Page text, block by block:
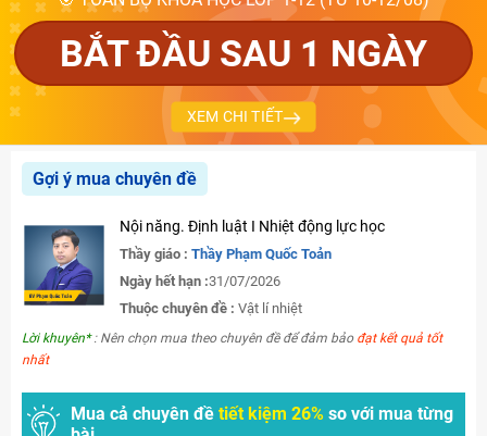
BẮT ĐẦU SAU 1 NGÀY
XEM CHI TIẾT
Gợi ý mua chuyên đề
Nội năng. Định luật I Nhiệt động lực học
Thầy giáo : Thầy Phạm Quốc Toản
Ngày hết hạn :31/07/2026
Thuộc chuyên đề : Vật lí nhiệt
Lời khuyên*: Nên chọn mua theo chuyên đề để đảm bảo đạt kết quả tốt
nhất
Mua cả chuyên đề tiết kiệm 26% so với mua từng